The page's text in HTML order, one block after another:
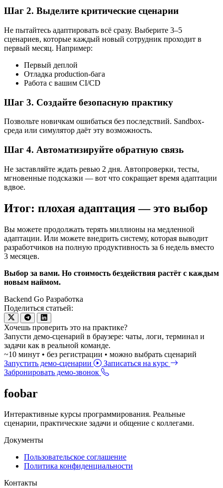
Шаг 2. Выделите критические сценарии
Не пытайтесь адаптировать всё сразу. Выберите 3–5
сценариев, которые каждый новый сотрудник проходит в
первый месяц. Например:
Первый деплой
Отладка production-бага
Работа с вашим CI/CD
Шаг 3. Создайте безопасную практику
Позвольте новичкам ошибаться без последствий. Sandbox-
среда или симулятор даёт эту возможность.
Шаг 4. Автоматизируйте обратную связь
Не заставляйте ждать ревью 2 дня. Автопроверки, тесты,
мгновенные подсказки — вот что сокращает время адаптации
вдвое.
Итог: плохая адаптация — это выбор
Вы можете продолжать терять миллионы на медленной
адаптации. Или можете внедрить систему, которая выводит
разработчиков на полную продуктивность за 6 недель вместо
3 месяцев.
Выбор за вами. Но стоимость бездействия растёт с каждым
новым наймом.
Backend Go Разработка
Поделиться статьей:
Хочешь проверить это на практике?
Запусти демо-сценарий в браузере: чаты, логи, терминал и
задачи как в реальной команде.
~10 минут • без регистрации • можно выбрать сценарий
Запустить демо-сценарии
Записаться на курс
Забронировать демо-звонок
foobar
Интерактивные курсы программирования. Реальные
сценарии, практические задачи и общение с коллегами.
Документы
Пользовательское соглашение
Политика конфиденциальности
Контакты